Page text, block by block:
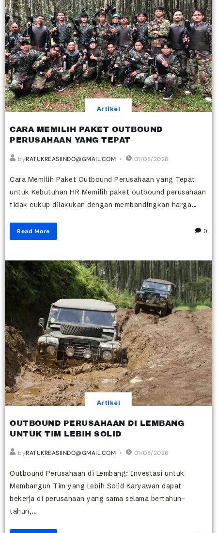
Artikel
CARA MEMILIH PAKET OUTBOUND
PERUSAHAAN YANG TEPAT
byRATUKREASIINDO@GMAIL.COM 01/08/2026
Cara Memilih Paket Outbound Perusahaan yang Tepat
untuk Kebutuhan HR Memilih paket outbound perusahaan
tidak cukup dilakukan dengan membandingkan harga...
Read More 0
Artikel
OUTBOUND PERUSAHAAN DI LEMBANG
UNTUK TIM LEBIH SOLID
byRATUKREASIINDO@GMAIL.COM 01/08/2026
Outbound Perusahaan di Lembang: Investasi untuk
Membangun Tim yang Lebih Solid Karyawan dapat
bekerja di perusahaan yang sama selama bertahun-
tahun,...